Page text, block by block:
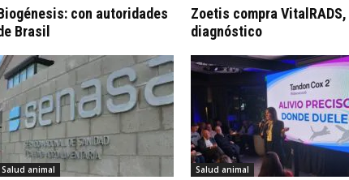
con autoridades
Brasil
Zoetis compra VitalRADS,
diagnóstico
Salud animal Salud animal